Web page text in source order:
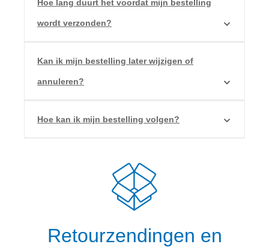
Hoe lang duurt het voordat mijn bestelling
wordt verzonden?
Kan ik mijn bestelling later wijzigen of
annuleren?
Hoe kan ik mijn bestelling volgen?
Retourzendingen en